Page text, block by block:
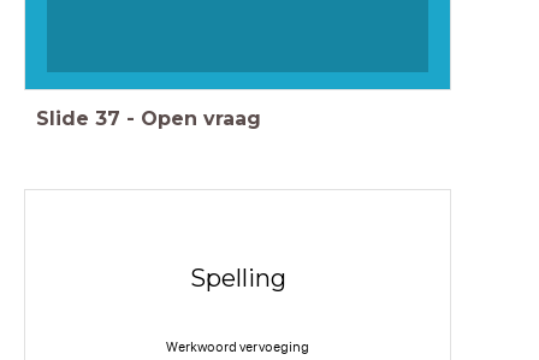
Slide 37 - Open vraag
Spelling
Werkwoord vervoeging